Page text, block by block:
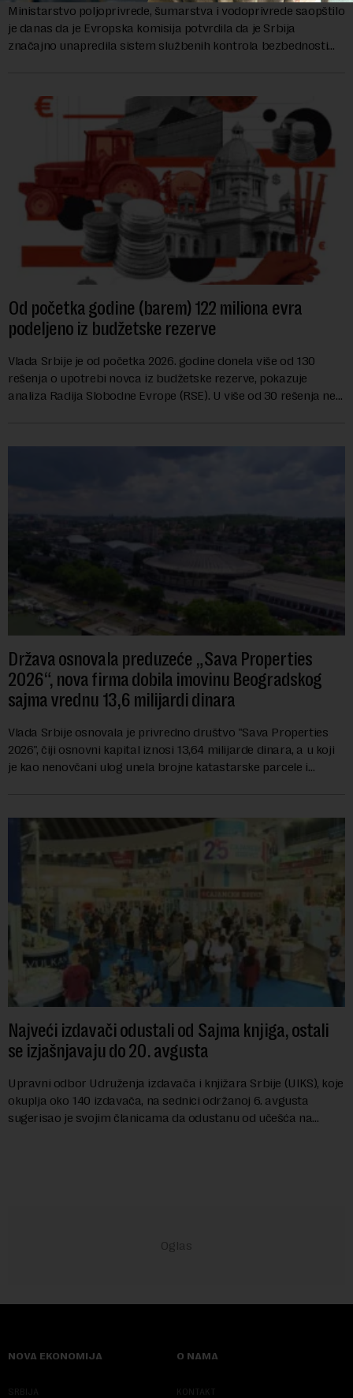
Ministarstvo poljoprivrede, šumarstva i vodoprivrede saopštilo
je danas da je Evropska komisija potvrdila da je Srbija
značajno unapredila sistem službenih kontrola bezbednosti
Od početka godine (barem) 122 miliona evra
podeljeno iz budžetske rezerve
Vlada Srbije je od početka 2026. godine donela više od 130
rešenja o upotrebi novca iz budžetske rezerve, pokazuje
analiza Radija Slobodne Evrope (RSE). U više od 30 rešenja ne
Država osnovala preduzeće „Sava Properties
2026“, nova firma dobila imovinu Beogradskog
sajma vrednu 13,6 milijardi dinara
Vlada Srbije osnovala je privredno društvo "Sava Properties
2026", čiji osnovni kapital iznosi 13,64 milijarde dinara, a u koji
je kao nenovčani ulog unela brojne katastarske parcele i
Najveći izdavači odustali od Sajma knjiga, ostali
se izjašnjavaju do 20. avgusta
Upravni odbor Udruženja izdavača i knjižara Srbije (UIKS), koje
okuplja oko 140 izdavača, na sednici održanoj 6. avgusta
sugerisao je svojim članicama da odustanu od učešća na
NOVA EKONOMIJA
SRBIJA
O NAMA
KONTAKT